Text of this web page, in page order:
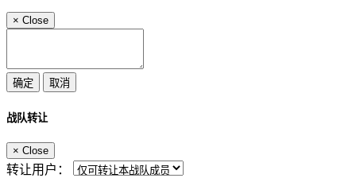
× Close
战队转让
× Close
转让用户：